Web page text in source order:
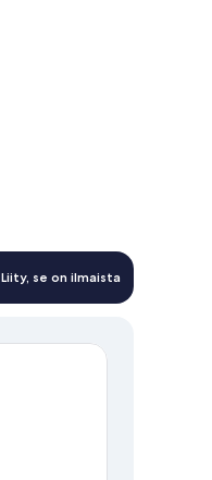
Liity, se on ilmaista